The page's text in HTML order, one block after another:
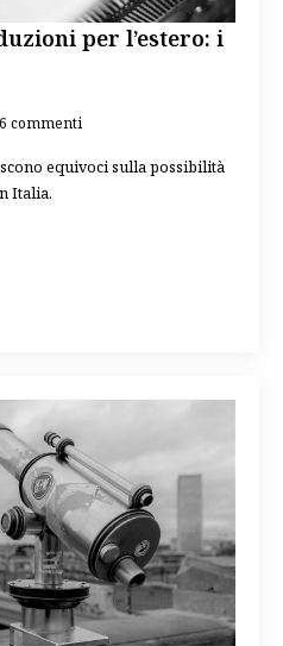
per l’estero: i
6 commenti
equivoci sulla possibilità
Italia.